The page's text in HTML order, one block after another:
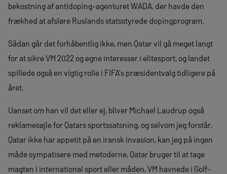
bekostning af antidoping-agenturet WADA, der havde den
frækhed at afsløre Ruslands statsstyrede dopingprogram.
Sådan går det forhåbentlig ikke, men Qatar vil gå meget langt
for at sikre VM 2022 og egne interesser i elitesport, og landet
spillede også en vigtig rolle i FIFA’s præsidentvalg tidligere på
året.
Uanset om han vil det eller ej, bliver Michael Laudrup også
reklamesøjle for Qatars sportssatsning, og selvom jeg forstår,
Qatar ikke har appetit på en iransk invasion, kan jeg på ingen
måde sympatisere med metoderne, Qatar bruger til at tage
magten i international sport eller måden, VM havnede i Golf-